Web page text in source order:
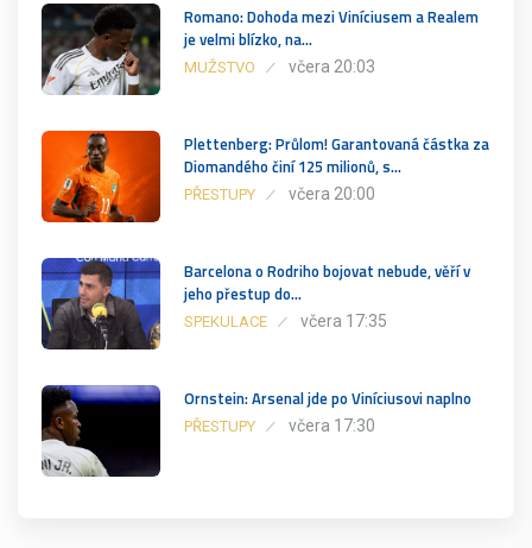
Romano: Dohoda mezi Viníciusem a Realem
je velmi blízko, na…
MUŽSTVO včera 20:03
Plettenberg: Průlom! Garantovaná částka za
Diomandého činí 125 milionů, s…
PŘESTUPY včera 20:00
Barcelona o Rodriho bojovat nebude, věří v
jeho přestup do…
SPEKULACE včera 17:35
Ornstein: Arsenal jde po Viníciusovi naplno
PŘESTUPY včera 17:30